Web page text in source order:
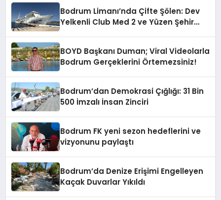
Bodrum Limanı’nda Çifte Şölen: Dev
Yelkenli Club Med 2 ve Yüzen Şehir
BOYD Başkanı Duman; Viral Videolarla
Bodrum Gerçeklerini Örtemezsiniz!
Bodrum’dan Demokrasi Çığlığı: 31 Bin
500 İmzalı İnsan Zinciri
Bodrum FK yeni sezon hedeflerini ve
vizyonunu paylaştı
Bodrum’da Denize Erişimi Engelleyen
Kaçak Duvarlar Yıkıldı